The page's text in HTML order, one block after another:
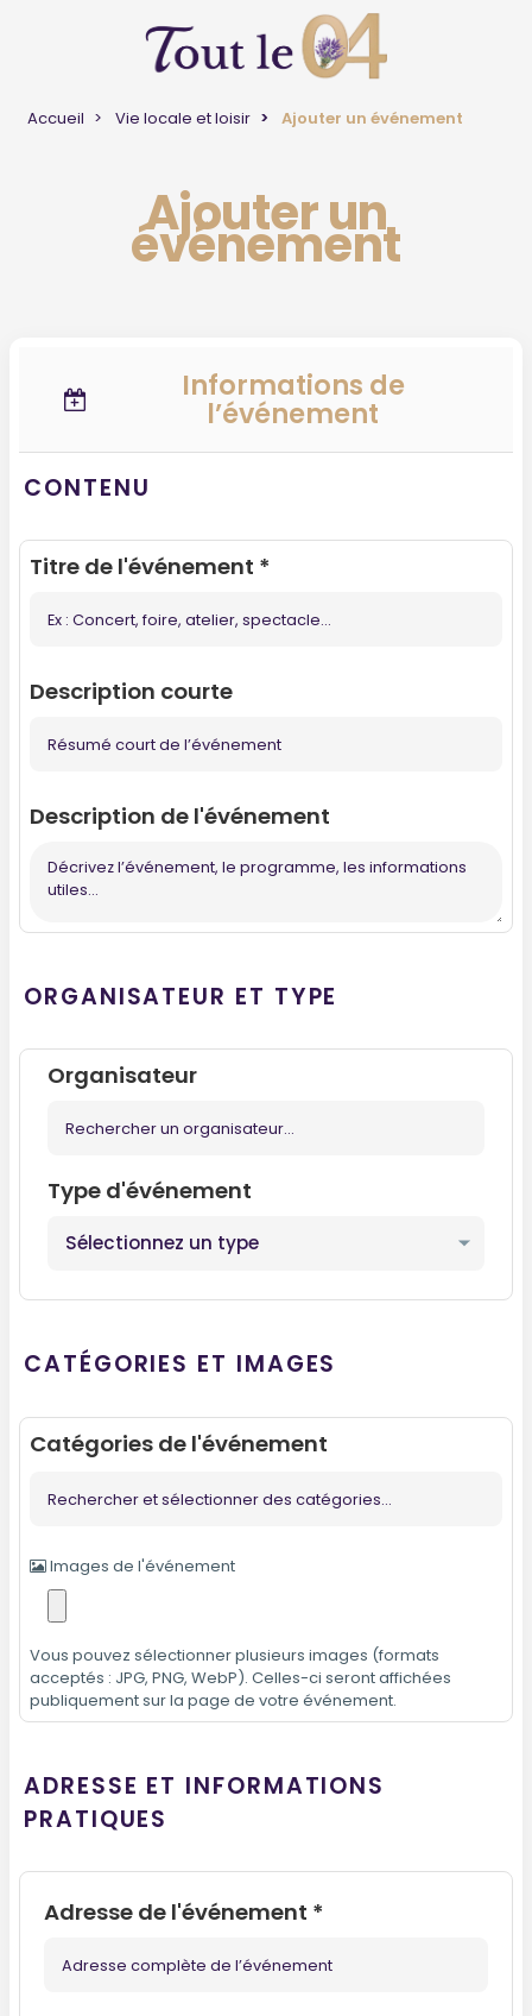
Accueil Vie locale et loisir Ajouter un événement
Ajouter un
événement
Informations de
l’événement
CONTENU
Titre de l'événement *
Description courte
Description de l'événement
ORGANISATEUR ET TYPE
Organisateur
Type d'événement
CATÉGORIES ET IMAGES
Catégories de l'événement
Images de l'événement
Vous pouvez sélectionner plusieurs images (formats
acceptés : JPG, PNG, WebP). Celles-ci seront affichées
publiquement sur la page de votre événement.
ADRESSE ET INFORMATIONS
PRATIQUES
Adresse de l'événement *